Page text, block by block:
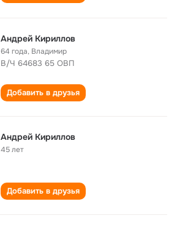
Андрей Кириллов
64 года, Владимир
В/Ч 64683 65 ОВП
Добавить в друзья
Андрей Кириллов
45 лет
Добавить в друзья